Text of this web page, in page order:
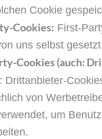
Cookie
Cookies: First-
uns selbst
Cookies (auch:
: Drittanbieter-
von
um